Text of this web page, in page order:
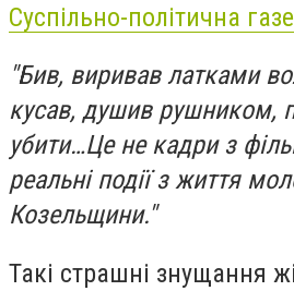
Суспільно-політична
"Бив, виривав латками
кусав, душив рушником,
убити…Це не кадри з
реальні події з життя
Козельщини."
Такі страшні знущання